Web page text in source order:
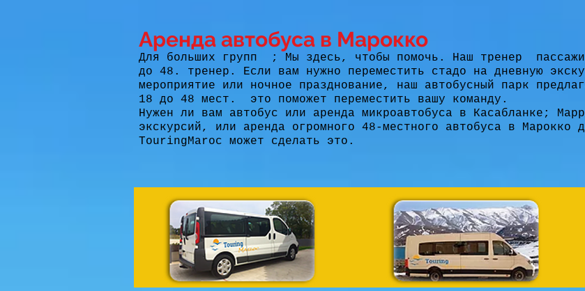
Аренда автобуса в Марокко
Для больших групп ; Мы здесь, чтобы помочь. Наш тренер
до 48. тренер. Если вам нужно переместить стадо на дневную
мероприятие или ночное празднование, наш автобусный парк
18 до 48 мест.
это поможет переместить вашу команду.
Нужен ли вам автобус или аренда микроавтобуса в Касабланке;
экскурсий, или аренда огромного 48-местного автобуса в Марокко
TouringMaroc может сделать это.